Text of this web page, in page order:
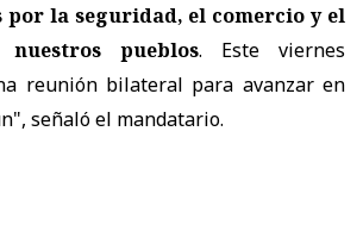
la seguridad, el comercio y el
pueblos. Este viernes
reunión bilateral para avanzar en
señaló el mandatario.